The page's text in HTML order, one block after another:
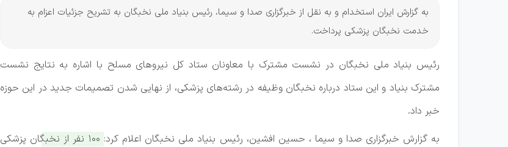
به گزارش ایران استخدام و به نقل از خبرگزاری صدا و سیما، رئیس بنیاد ملی نخبگان به تشریح جزئیات اعزام به
خدمت نخبگان پزشکی پرداخت.
رئیس بنیاد ملی نخبگان در نشست مشترک با معاونان ستاد کل نیرو‌های مسلح با اشاره به نتایج نشست
مشترک بنیاد و این ستاد درباره نخبگان وظیفه در رشته‌های پزشکی، از نهایی شدن تصمیمات جدید در این حوزه
خبر داد.
به گزارش خبرگزاری صدا و سیما ، حسین افشین، رئیس بنیاد ملی نخبگان اعلام کرد:
۱۰۰ نفر از نخبگان پزشکی